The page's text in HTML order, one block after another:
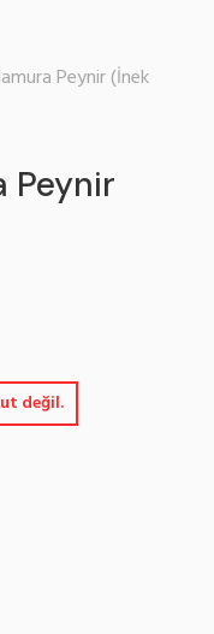
Peynir (İnek
Peynir
değil.